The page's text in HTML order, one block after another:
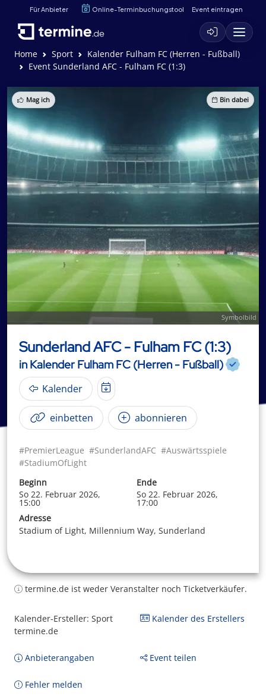
Für Anbieter Online-Terminbuchungstool Event eintragen
Home Sport
Kalender Fulham FC (Herren - Fußball)
Event Sunderland AFC - Fulham FC (1:3)
Mag ich Bin dabei
Symbolbild
Sunderland AFC - Fulham FC (1:3)
in Kalender Fulham FC (Herren - Fußball)
Kalender
einbetten abonnieren
#PremierLeague #SunderlandAFC #Auswärtsspiele
#StadiumOfLight
Beginn
So 22. Februar 2026,
15:00
Ende
So 22. Februar 2026,
17:00
Adresse
Stadium of Light, Millennium Way, Sunderland
termine.de ist weder Veranstalter noch Ticketverkäufer.
Kalender-Ersteller: Sport
termine.de
Kalender des Erstellers
Anbieterangaben Event teilen
Fehler melden